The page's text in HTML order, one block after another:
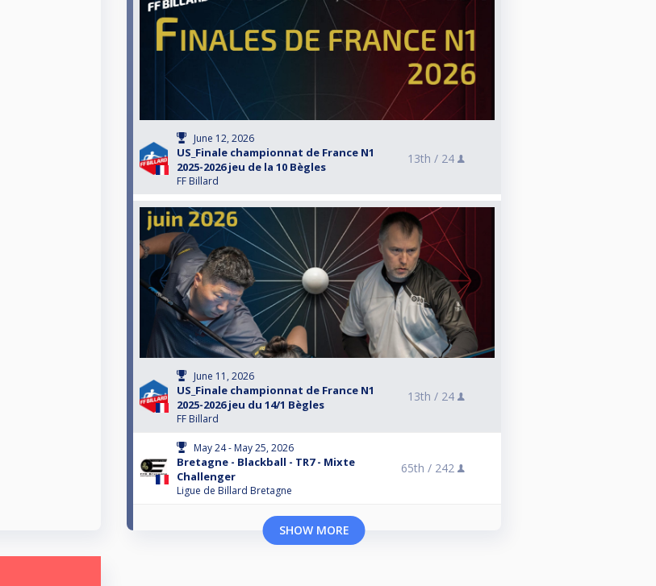
June 12, 2026
US_Finale championnat de France N1
2025-2026 jeu de la 10 Bègles
FF Billard
13th / 24
June 11, 2026
US_Finale championnat de France N1
2025-2026 jeu du 14/1 Bègles
FF Billard
13th / 24
May 24 - May 25, 2026
Bretagne - Blackball - TR7 - Mixte
Challenger
Ligue de Billard Bretagne
65th / 242
SHOW MORE